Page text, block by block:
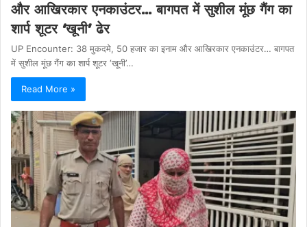
और आखिरकार एनकाउंटर… बागपत में सुशील मूंछ गैंग का
शार्प शूटर ‘खूनी’ ढेर
UP Encounter: 38 मुकदमे, 50 हजार का इनाम और आखिरकार एनकाउंटर… बागपत
में सुशील मूंछ गैंग का शार्प शूटर ‘खूनी’…
Read More »